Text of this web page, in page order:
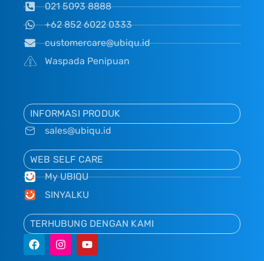
021 5093 8888
+62 852 6022 0333
customercare@ubiqu.id
Waspada Penipuan
INFORMASI PRODUK
sales@ubiqu.id
WEB SELF CARE
My UBIQU
SINYALKU
TERHUBUNG DENGAN KAMI